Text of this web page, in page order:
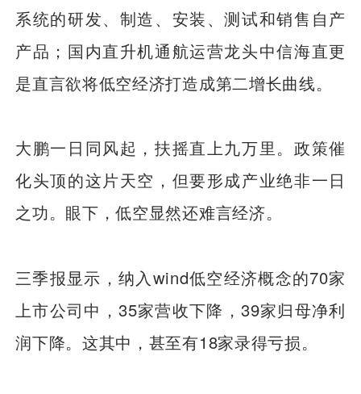
系统的研发、制造、安装、测试和销售自产
产品；国内直升机通航运营龙头中信海直更
是直言欲将低空经济打造成第二增长曲线。
大鹏一日同风起，扶摇直上九万里。政策催
化头顶的这片天空，但要形成产业绝非一日
之功。眼下，低空显然还难言经济。
三季报显示，纳入wind低空经济概念的70家
上市公司中，35家营收下降，39家归母净利
润下降。这其中，甚至有18家录得亏损。